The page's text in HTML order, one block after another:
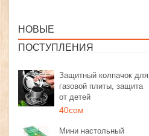
НОВЫЕ
ПОСТУПЛЕНИЯ
Защитный колпачок для
газовой плиты, защита
от детей
40сом
Мини настольный